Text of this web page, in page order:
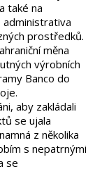
také na
administrativa
prostředků.
měna
výrobních
Banco do
aby zakládali
se ujala
z několika
s nepatrnými
se